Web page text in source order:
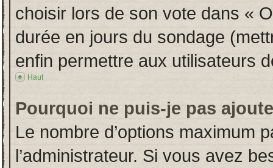
choisir lors de son vote dans «
durée en jours du sondage
enfin permettre aux utilisateurs
Haut
Pourquoi ne puis-je pas
Le nombre d’options maximum
l’administrateur. Si vous avez